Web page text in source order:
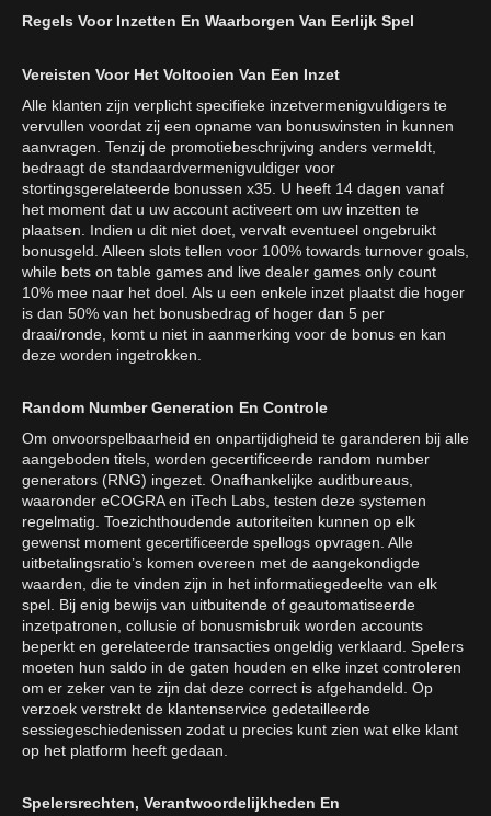
Regels Voor Inzetten En Waarborgen Van Eerlijk Spel
Vereisten Voor Het Voltooien Van Een Inzet
Alle klanten zijn verplicht specifieke inzetvermenigvuldigers te
vervullen voordat zij een opname van bonuswinsten in kunnen
aanvragen. Tenzij de promotiebeschrijving anders vermeldt,
bedraagt de standaardvermenigvuldiger voor
stortingsgerelateerde bonussen x35. U heeft 14 dagen vanaf
het moment dat u uw account activeert om uw inzetten te
plaatsen. Indien u dit niet doet, vervalt eventueel ongebruikt
bonusgeld. Alleen slots tellen voor 100% towards turnover goals,
while bets on table games and live dealer games only count
10% mee naar het doel. Als u een enkele inzet plaatst die hoger
is dan 50% van het bonusbedrag of hoger dan 5 per
draai/ronde, komt u niet in aanmerking voor de bonus en kan
deze worden ingetrokken.
Random Number Generation En Controle
Om onvoorspelbaarheid en onpartijdigheid te garanderen bij alle
aangeboden titels, worden gecertificeerde random number
generators (RNG) ingezet. Onafhankelijke auditbureaus,
waaronder eCOGRA en iTech Labs, testen deze systemen
regelmatig. Toezichthoudende autoriteiten kunnen op elk
gewenst moment gecertificeerde spellogs opvragen. Alle
uitbetalingsratio’s komen overeen met de aangekondigde
waarden, die te vinden zijn in het informatiegedeelte van elk
spel. Bij enig bewijs van uitbuitende of geautomatiseerde
inzetpatronen, collusie of bonusmisbruik worden accounts
beperkt en gerelateerde transacties ongeldig verklaard. Spelers
moeten hun saldo in de gaten houden en elke inzet controleren
om er zeker van te zijn dat deze correct is afgehandeld. Op
verzoek verstrekt de klantenservice gedetailleerde
sessiegeschiedenissen zodat u precies kunt zien wat elke klant
op het platform heeft gedaan.
Spelersrechten, Verantwoordelijkheden En